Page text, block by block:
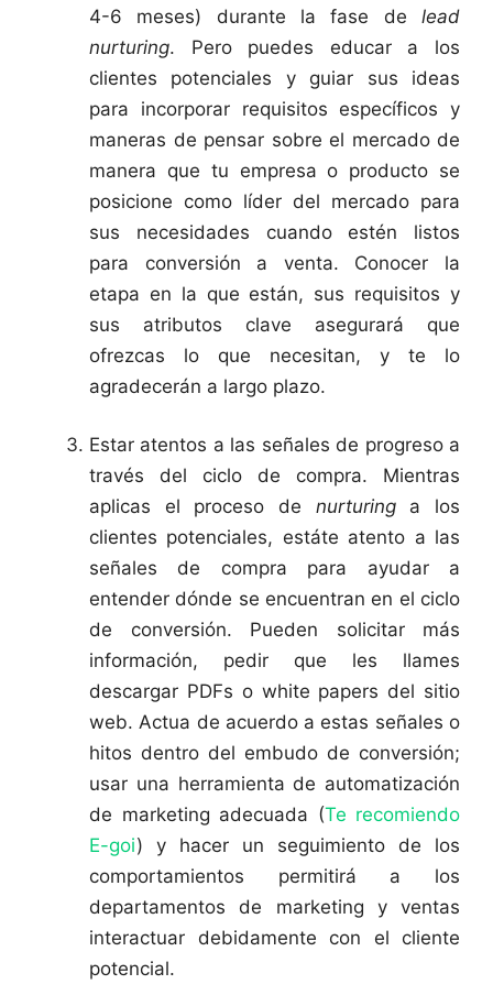
4-6 meses) durante la fase de lead
nurturing. Pero puedes educar a los
clientes potenciales y guiar sus ideas
para incorporar requisitos específicos y
maneras de pensar sobre el mercado de
manera que tu empresa o producto se
posicione como líder del mercado para
sus necesidades cuando estén listos
para conversión a venta. Conocer la
etapa en la que están, sus requisitos y
sus atributos clave asegurará que
ofrezcas lo que necesitan, y te lo
agradecerán a largo plazo.
Estar atentos a las señales de progreso a
través del ciclo de compra. Mientras
aplicas el proceso de nurturinga los
clientes potenciales, estáte atento a las
señales de compra para ayudar a
entender dónde se encuentran en el ciclo
de conversión. Pueden solicitar más
información, pedir que les llames
descargar PDFs o white papers del sitio
web. Actua de acuerdo a estas señales o
hitos dentro del embudo de conversión;
usar una herramienta de automatización
de marketing adecuada (Te recomiendo
E-goi) y hacer un seguimiento de los
comportamientos permitirá a los
departamentos de marketing y ventas
interactuar debidamente con el cliente
potencial.